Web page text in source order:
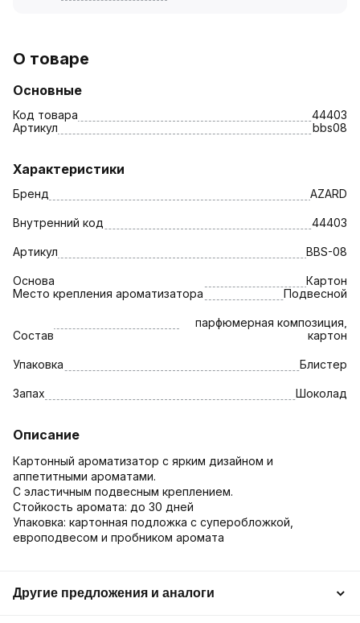
О товаре
Основные
Код товара
44403
Артикул
bbs08
Характеристики
Бренд AZARD
Внутренний код 44403
Артикул BBS-08
Основа
Картон
Место крепления ароматизатора
Подвесной
Состав
парфюмерная композиция,
картон
Упаковка Блистер
Запах Шоколад
Описание
Картонный ароматизатор с ярким дизайном и
аппетитными ароматами.
С эластичным подвесным креплением.
Стойкость аромата: до 30 дней
Упаковка: картонная подложка с суперобложкой,
европодвесом и пробником аромата
Другие предложения и аналоги